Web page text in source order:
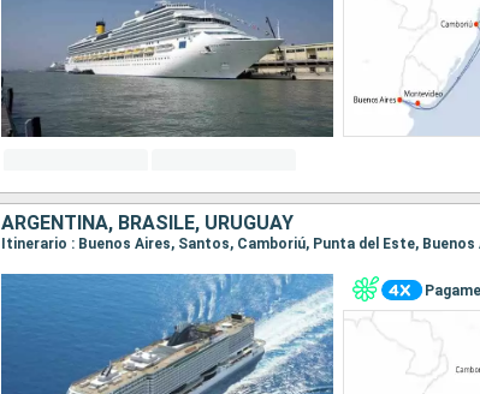
ARGENTINA, BRASILE, URUGUAY
Itinerario : Buenos Aires, Santos, Camboriú, Punta del Este, Buenos